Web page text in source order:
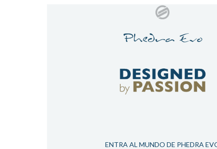
ENTRA AL MUNDO DE PHEDRA